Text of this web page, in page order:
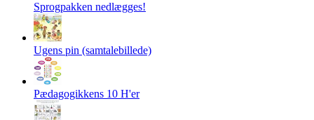
Sprogpakken nedlægges!
Ugens pin (samtalebillede)
Pædagogikkens 10 H'er